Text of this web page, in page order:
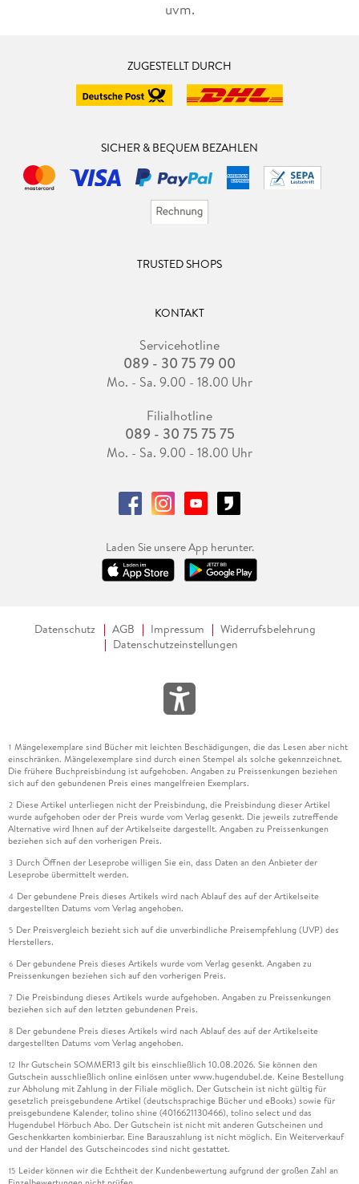
uvm.
ZUGESTELLT DURCH
SICHER & BEQUEM BEZAHLEN
TRUSTED SHOPS
KONTAKT
Servicehotline
089 - 30 75 79 00
Mo. - Sa. 9.00 - 18.00 Uhr
Filialhotline
089 - 30 75 75 75
Mo. - Sa. 9.00 - 18.00 Uhr
Laden Sie unsere App herunter.
Datenschutz AGB Impressum
Widerrufsbelehrung
Datenschutzeinstellungen
1 Mängelexemplare sind Bücher mit leichten Beschädigungen, die das Lesen aber nicht
einschränken. Mängelexemplare sind durch einen Stempel als solche gekennzeichnet.
Die frühere Buchpreisbindung ist aufgehoben. Angaben zu Preissenkungen beziehen
sich auf den gebundenen Preis eines mangelfreien Exemplars.
2 Diese Artikel unterliegen nicht der Preisbindung, die Preisbindung dieser Artikel
wurde aufgehoben oder der Preis wurde vom Verlag gesenkt. Die jeweils zutreffende
Alternative wird Ihnen auf der Artikelseite dargestellt. Angaben zu Preissenkungen
beziehen sich auf den vorherigen Preis.
3 Durch Öffnen der Leseprobe willigen Sie ein, dass Daten an den Anbieter der
Leseprobe übermittelt werden.
4 Der gebundene Preis dieses Artikels wird nach Ablauf des auf der Artikelseite
dargestellten Datums vom Verlag angehoben.
5 Der Preisvergleich bezieht sich auf die unverbindliche Preisempfehlung (UVP) des
Herstellers.
6 Der gebundene Preis dieses Artikels wurde vom Verlag gesenkt. Angaben zu
Preissenkungen beziehen sich auf den vorherigen Preis.
7 Die Preisbindung dieses Artikels wurde aufgehoben. Angaben zu Preissenkungen
beziehen sich auf den letzten gebundenen Preis.
8 Der gebundene Preis dieses Artikels wird nach Ablauf des auf der Artikelseite
dargestellten Datums vom Verlag angehoben.
12 Ihr Gutschein SOMMER13 gilt bis einschließlich 10.08.2026. Sie können den
Gutschein ausschließlich online einlösen unter www.hugendubel.de. Keine Bestellung
zur Abholung mit Zahlung in der Filiale möglich. Der Gutschein ist nicht gültig für
gesetzlich preisgebundene Artikel (deutschsprachige Bücher und eBooks) sowie für
preisgebundene Kalender, tolino shine (4016621130466), tolino select und das
Hugendubel Hörbuch Abo. Der Gutschein ist nicht mit anderen Gutscheinen und
Geschenkkarten kombinierbar. Eine Barauszahlung ist nicht möglich. Ein Weiterverkauf
und der Handel des Gutscheincodes sind nicht gestattet.
15 Leider können wir die Echtheit der Kundenbewertung aufgrund der großen Zahl an